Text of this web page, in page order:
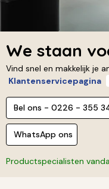
We staan
Vind snel en makkelijk je
Klantenservicepagina
Bel ons - 0226 - 355
WhatsApp ons
Productspecialisten